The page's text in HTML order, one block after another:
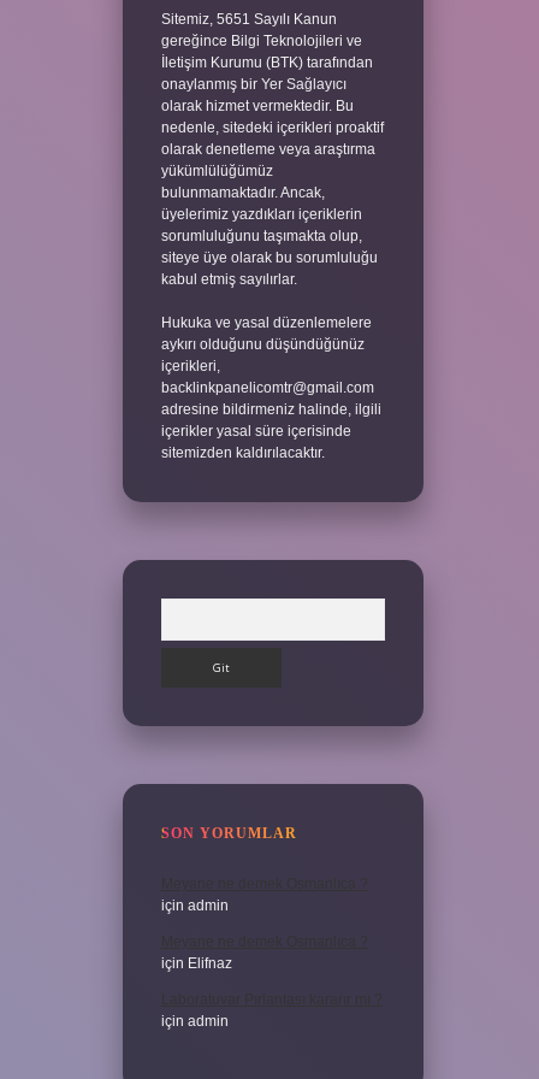
Sitemiz, 5651 Sayılı Kanun
gereğince Bilgi Teknolojileri ve
İletişim Kurumu (BTK) tarafından
onaylanmış bir Yer Sağlayıcı
olarak hizmet vermektedir. Bu
nedenle, sitedeki içerikleri proaktif
olarak denetleme veya araştırma
yükümlülüğümüz
bulunmamaktadır. Ancak,
üyelerimiz yazdıkları içeriklerin
sorumluluğunu taşımakta olup,
siteye üye olarak bu sorumluluğu
kabul etmiş sayılırlar.
Hukuka ve yasal düzenlemelere
aykırı olduğunu düşündüğünüz
içerikleri,
backlinkpanelicomtr@gmail.com
adresine bildirmeniz halinde, ilgili
içerikler yasal süre içerisinde
sitemizden kaldırılacaktır.
SON YORUMLAR
Meyane ne demek Osmanlıca ?
için admin
Meyane ne demek Osmanlıca ?
için Elifnaz
Laboratuvar Pırlantası kararır mı ?
için admin